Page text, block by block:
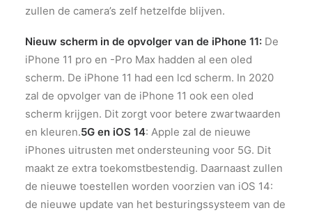
zullen de camera’s zelf hetzelfde blijven.
Nieuw scherm in de opvolger van de iPhone 11: De
iPhone 11 pro en -Pro Max hadden al een oled
scherm. De iPhone 11 had een lcd scherm. In 2020
zal de opvolger van de iPhone 11 ook een oled
scherm krijgen. Dit zorgt voor betere zwartwaarden
en kleuren.5G en iOS 14: Apple zal de nieuwe
iPhones uitrusten met ondersteuning voor 5G. Dit
maakt ze extra toekomstbestendig. Daarnaast zullen
de nieuwe toestellen worden voorzien van iOS 14:
de nieuwe update van het besturingssysteem van de